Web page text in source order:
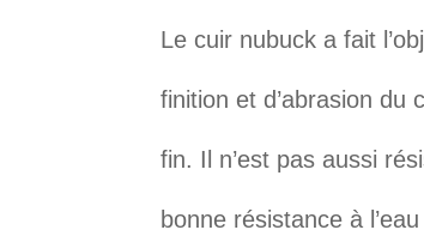
Le cuir nubuck a fait
finition et d’abrasion du
fin. Il n’est pas aussi
bonne résistance à